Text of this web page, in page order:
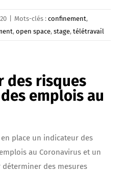
Mots-clés : confinement,
, open space, stage, télétravail
des risques
emplois au
en place un indicateur des
au Coronavirus et un
des mesures